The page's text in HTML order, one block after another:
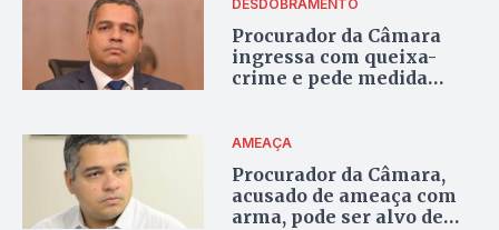
DESDOBRAMENTO
Procurador da Câmara
ingressa com queixa-
crime e pede medida
AMEAÇA
Procurador da Câmara,
acusado de ameaça com
arma, pode ser alvo de